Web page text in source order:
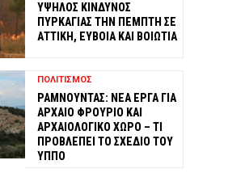
ΥΨΗΛΟΣ ΚΙΝΔΥΝΟΣ
ΠΥΡΚΑΓΙΑΣ ΤΗΝ ΠΕΜΠΤΗ ΣΕ
ΑΤΤΙΚΗ, ΕΥΒΟΙΑ ΚΑΙ ΒΟΙΩΤΙΑ
ΠΟΛΙΤΙΣΜΟΣ
ΡΑΜΝΟΥΝΤΑΣ: ΝΕΑ ΕΡΓΑ ΓΙΑ
ΑΡΧΑΙΟ ΦΡΟΥΡΙΟ ΚΑΙ
ΑΡΧΑΙΟΛΟΓΙΚΟ ΧΩΡΟ – ΤΙ
ΠΡΟΒΛΕΠΕΙ ΤΟ ΣΧΕΔΙΟ ΤΟΥ
ΥΠΠΟ